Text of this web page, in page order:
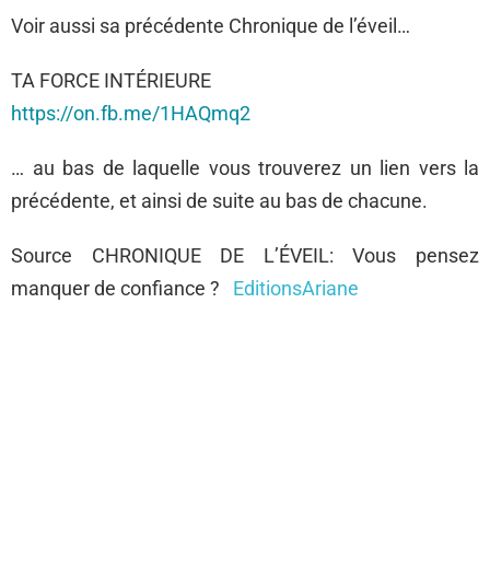
Voir aussi sa précédente Chronique de l’éveil…
TA FORCE INTÉRIEURE
https://on.fb.me/1HAQmq2
… au bas de laquelle vous trouverez un lien vers la
précédente, et ainsi de suite au bas de chacune.
Source CHRONIQUE DE L’ÉVEIL: Vous pensez
manquer de confiance ? EditionsAriane